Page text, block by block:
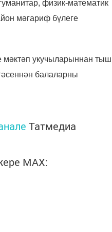
физик-математик
мәгариф бүлеге
мәктәп укучыларыннан
балаларны
Татмедиа
MАХ: